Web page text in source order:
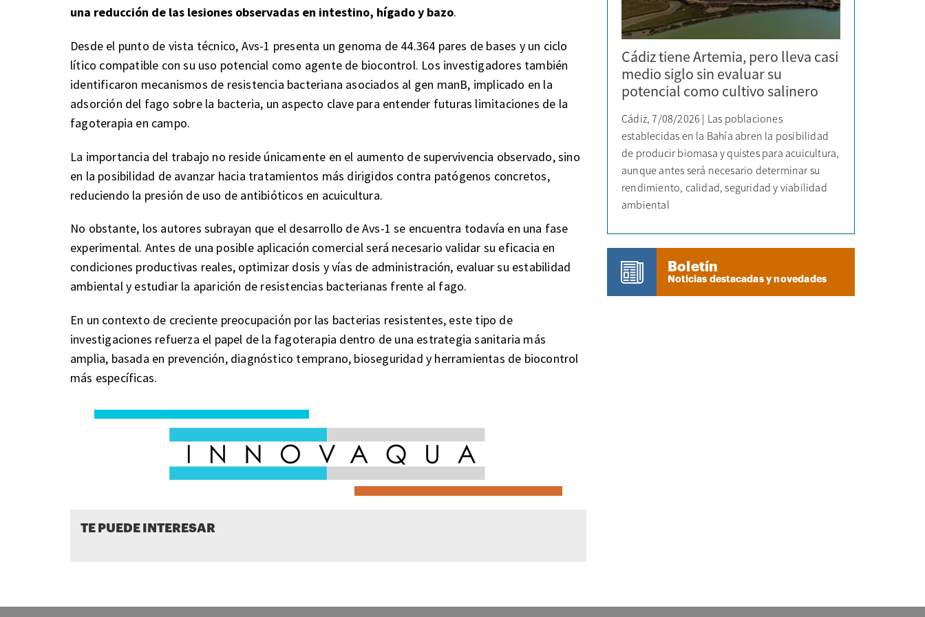
una reducción de las lesiones observadas en intestino, hígado y bazo.
Desde el punto de vista técnico, Avs-1 presenta un genoma de 44.364 pares de bases y un ciclo
lítico compatible con su uso potencial como agente de biocontrol. Los investigadores también
identificaron mecanismos de resistencia bacteriana asociados al gen manB, implicado en la
adsorción del fago sobre la bacteria, un aspecto clave para entender futuras limitaciones de la
fagoterapia en campo.
La importancia del trabajo no reside únicamente en el aumento de supervivencia observado, sino
en la posibilidad de avanzar hacia tratamientos más dirigidos contra patógenos concretos,
reduciendo la presión de uso de antibióticos en acuicultura.
No obstante, los autores subrayan que el desarrollo de Avs-1 se encuentra todavía en una fase
experimental. Antes de una posible aplicación comercial será necesario validar su eficacia en
condiciones productivas reales, optimizar dosis y vías de administración, evaluar su estabilidad
ambiental y estudiar la aparición de resistencias bacterianas frente al fago.
En un contexto de creciente preocupación por las bacterias resistentes, este tipo de
investigaciones refuerza el papel de la fagoterapia dentro de una estrategia sanitaria más
amplia, basada en prevención, diagnóstico temprano, bioseguridad y herramientas de biocontrol
más específicas.
TE PUEDE INTERESAR
Cádiz tiene Artemia, pero lleva casi
medio siglo sin evaluar su
potencial como cultivo salinero
Cádiz, 7/08/2026 | Las poblaciones
establecidas en la Bahía abren la posibilidad
de producir biomasa y quistes para acuicultura,
aunque antes será necesario determinar su
rendimiento, calidad, seguridad y viabilidad
ambiental
Boletín
Noticias destacadas y novedades